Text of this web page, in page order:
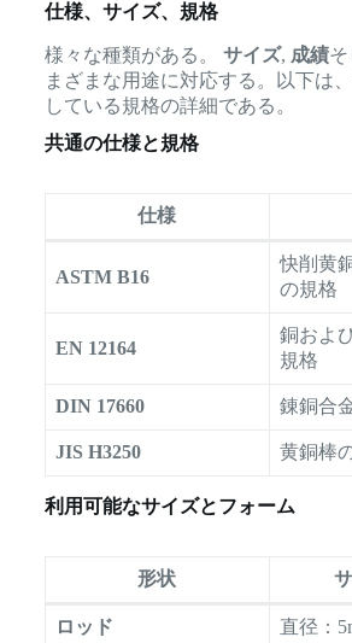
仕様、サイズ、規格
様々な種類がある。 サイズ, 成績そ
まざまな用途に対応する。以下は
している規格の詳細である。
共通の仕様と規格
仕様
ASTM B16
快削黄
の規格
EN 12164
銅およ
規格
DIN 17660 錬銅合
JIS H3250 黄銅棒
利用可能なサイズとフォーム
形状
ロッド 直径：